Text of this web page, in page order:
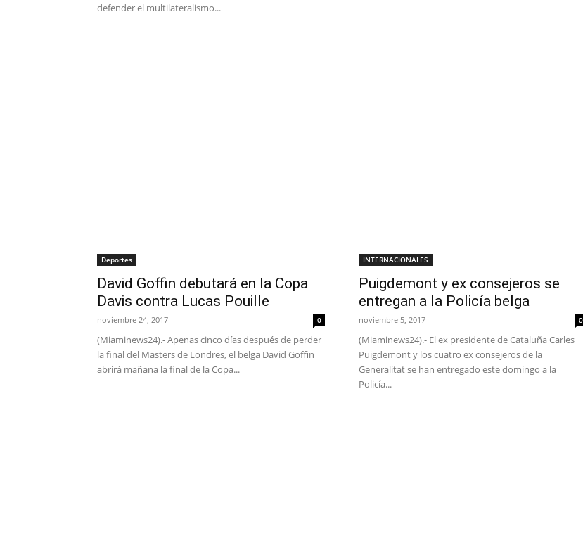
defender el multilateralismo...
Deportes
David Goffin debutará en la Copa
Davis contra Lucas Pouille
noviembre 24, 2017 0
(Miaminews24).- Apenas cinco días después de perder
la final del Masters de Londres, el belga David Goffin
abrirá mañana la final de la Copa...
INTERNACIONALES
Puigdemont y ex consejeros se
entregan a la Policía belga
noviembre 5, 2017 0
(Miaminews24).- El ex presidente de Cataluña Carles
Puigdemont y los cuatro ex consejeros de la
Generalitat se han entregado este domingo a la
Policía...